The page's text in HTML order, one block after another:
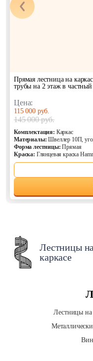
Прямая лестница на
трубы на 2 этаж в
Цена:
115 000 руб.
145 000 руб.
Комплектация: Каркас
Материалы: Швеллер 10П,
Форма лестницы: Прямая
Краска: Глянцевая краска
Лестницы на
каркасе
Лестницы на